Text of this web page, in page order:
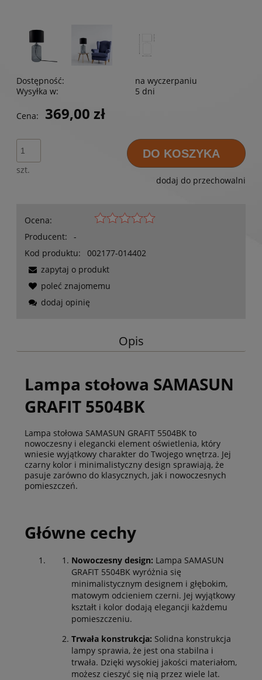
Dostępność:
na wyczerpaniu
Wysyłka w:
5 dni
Cena: 369,00 zł
szt.
DO KOSZYKA
dodaj do przechowalni
Ocena:
Producent:
-
Kod produktu:
002177-014402
zapytaj o produkt
poleć znajomemu
dodaj opinię
Opis
Lampa stołowa SAMASUN
GRAFIT 5504BK
Lampa stołowa SAMASUN GRAFIT 5504BK to
nowoczesny i elegancki element oświetlenia, który
wniesie wyjątkowy charakter do Twojego wnętrza. Jej
czarny kolor i minimalistyczny design sprawiają, że
pasuje zarówno do klasycznych, jak i nowoczesnych
pomieszczeń.
Główne cechy
Nowoczesny design: Lampa SAMASUN
GRAFIT 5504BK wyróżnia się
minimalistycznym designem i głębokim,
matowym odcieniem czerni. Jej wyjątkowy
kształt i kolor dodają elegancji każdemu
pomieszczeniu.
Trwała konstrukcja: Solidna konstrukcja
lampy sprawia, że jest ona stabilna i
trwała. Dzięki wysokiej jakości materiałom,
możesz cieszyć się nią przez wiele lat.